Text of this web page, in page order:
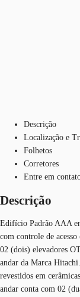
Descrição
Localização e
Folhetos
Corretores
Entre em
Descrição
Edifício Padrão AAA
com controle de
02 (dois) elevadores
andar da Marca
revestidos em
andar conta com 02